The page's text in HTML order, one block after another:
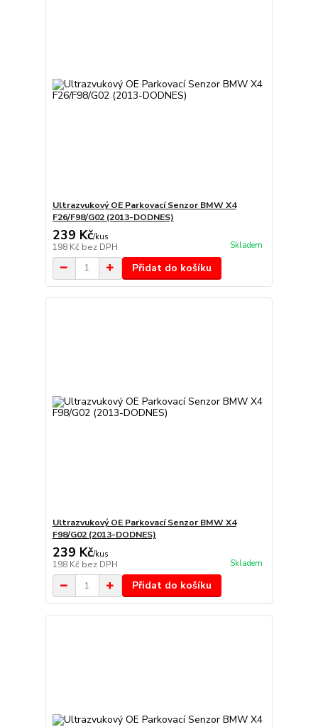
Ultrazvukový OE Parkovací Senzor BMW X4
F26/F98/G02 (2013-DODNES)
239 Kč/kus
198 Kč bez DPH Skladem
Přidat do košíku
Ultrazvukový OE Parkovací Senzor BMW X4
F98/G02 (2013-DODNES)
239 Kč/kus
198 Kč bez DPH Skladem
Přidat do košíku